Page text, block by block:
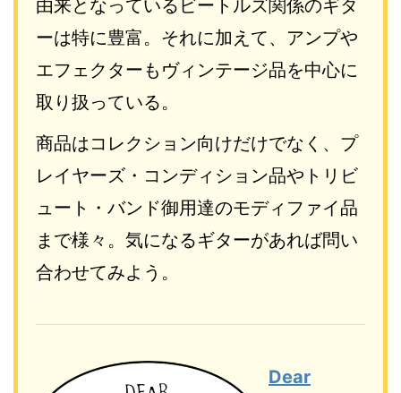
由来となっているビートルズ関係のギタ
ーは特に豊富。それに加えて、アンプや
エフェクターもヴィンテージ品を中心に
取り扱っている。
商品はコレクション向けだけでなく、プ
レイヤーズ・コンディション品やトリビ
ュート・バンド御用達のモディファイ品
まで様々。気になるギターがあれば問い
合わせてみよう。
Dear